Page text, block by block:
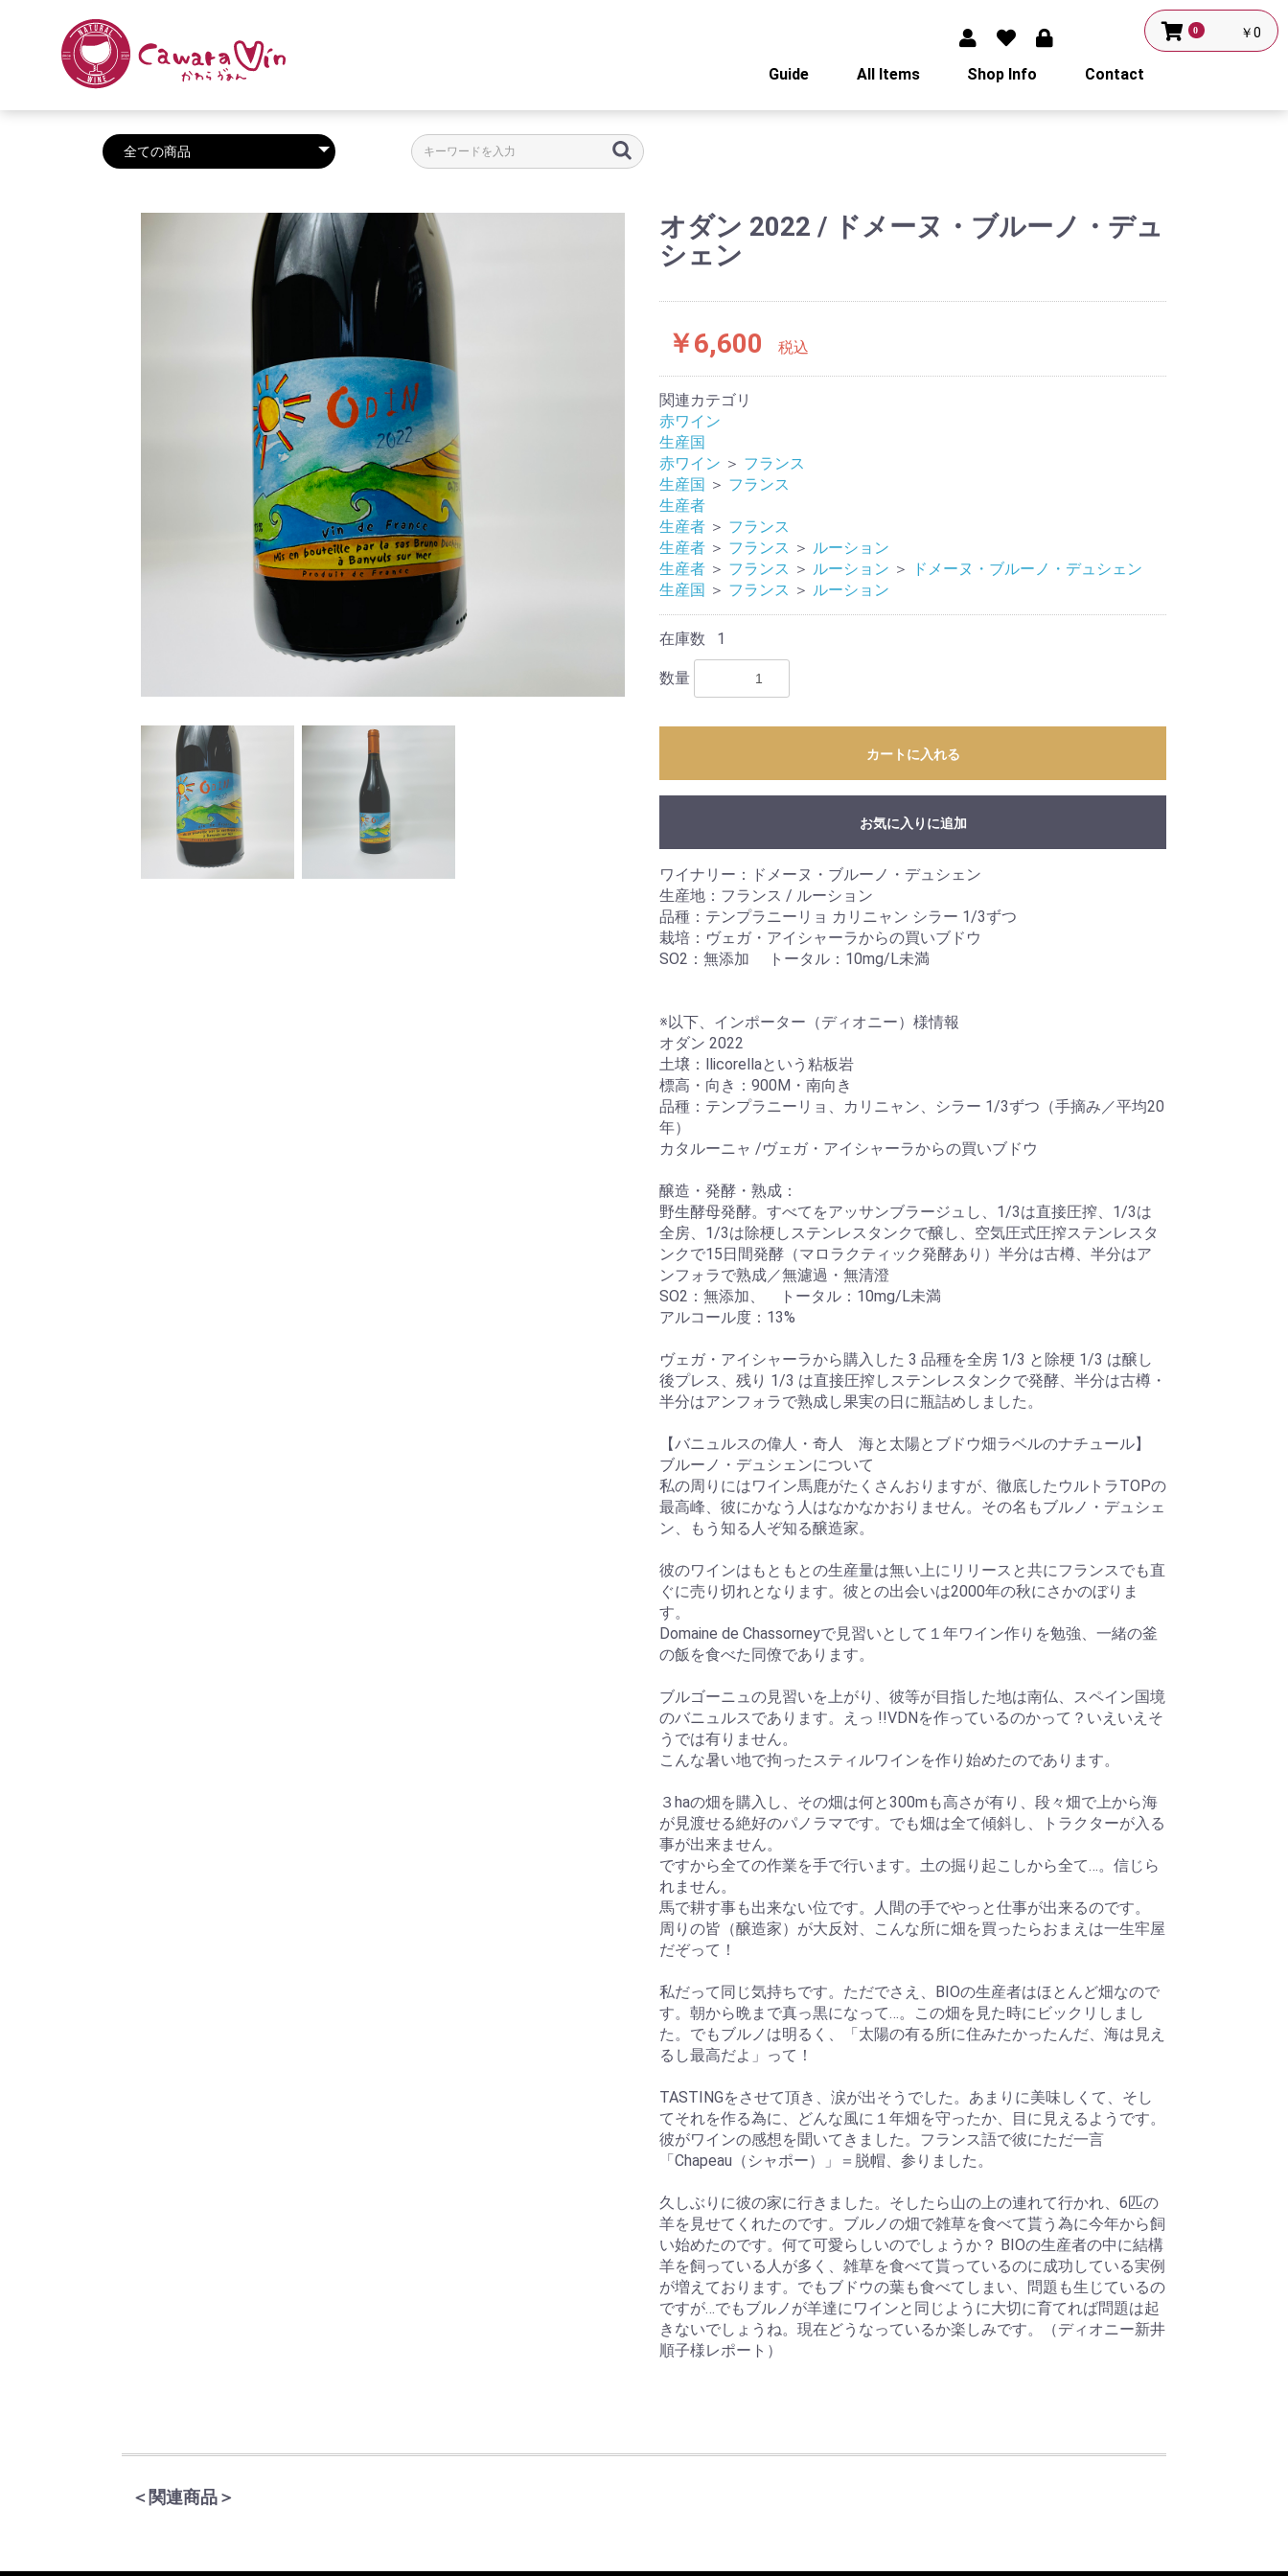
0 ￥0
Guide All Items Shop Info Contact
オダン 2022 / ドメーヌ・ブルーノ・デュ
シェン
￥6,600 税込
関連カテゴリ
赤ワイン
生産国
赤ワイン ＞ フランス
生産国 ＞ フランス
生産者
生産者 ＞ フランス
生産者 ＞ フランス ＞ ルーション
生産者 ＞ フランス ＞ ルーション ＞
ドメーヌ・ブルーノ・デュシェン
生産国 ＞ フランス ＞ ルーション
在庫数 1
数量
カートに入れる
お気に入りに追加
ワイナリー：ドメーヌ・ブルーノ・デュシェン
生産地：フランス / ルーション
品種：テンプラニーリョ カリニャン シラー 1/3ずつ
栽培：ヴェガ・アイシャーラからの買いブドウ
SO2：無添加 トータル：10mg/L未満
※以下、インポーター（ディオニー）様情報
オダン 2022
土壌：llicorellaという粘板岩
標高・向き：900M・南向き
品種：テンプラニーリョ、カリニャン、シラー 1/3ずつ（手摘み／平均20
年）
カタルーニャ /ヴェガ・アイシャーラからの買いブドウ
醸造・発酵・熟成：
野生酵母発酵。すべてをアッサンブラージュし、1/3は直接圧搾、1/3は
全房、1/3は除梗しステンレスタンクで醸し、空気圧式圧搾ステンレスタ
ンクで15日間発酵（マロラクティック発酵あり）半分は古樽、半分はア
ンフォラで熟成／無濾過・無清澄
SO2：無添加、 トータル：10mg/L未満
アルコール度：13%
ヴェガ・アイシャーラから購入した 3 品種を全房 1/3 と除梗 1/3 は醸し
後プレス、残り 1/3 は直接圧搾しステンレスタンクで発酵、半分は古樽・
半分はアンフォラで熟成し果実の日に瓶詰めしました。
【バニュルスの偉人・奇人 海と太陽とブドウ畑ラベルのナチュール】
ブルーノ・デュシェンについて
私の周りにはワイン馬鹿がたくさんおりますが、徹底したウルトラTOPの
最高峰、彼にかなう人はなかなかおりません。その名もブルノ・デュシェ
ン、もう知る人ぞ知る醸造家。
彼のワインはもともとの生産量は無い上にリリースと共にフランスでも直
ぐに売り切れとなります。彼との出会いは2000年の秋にさかのぼりま
す。
Domaine de Chassorneyで見習いとして１年ワイン作りを勉強、一緒の釜
の飯を食べた同僚であります。
ブルゴーニュの見習いを上がり、彼等が目指した地は南仏、スペイン国境
のバニュルスであります。えっ !!VDNを作っているのかって？いえいえそ
うでは有りません。
こんな暑い地で拘ったスティルワインを作り始めたのであります。
３haの畑を購入し、その畑は何と300mも高さが有り、段々畑で上から海
が見渡せる絶好のパノラマです。でも畑は全て傾斜し、トラクターが入る
事が出来ません。
ですから全ての作業を手で行います。土の掘り起こしから全て…。信じら
れません。
馬で耕す事も出来ない位です。人間の手でやっと仕事が出来るのです。
周りの皆（醸造家）が大反対、こんな所に畑を買ったらおまえは一生牢屋
だぞって！
私だって同じ気持ちです。ただでさえ、BIOの生産者はほとんど畑なので
す。朝から晩まで真っ黒になって…。この畑を見た時にビックリしまし
た。でもブルノは明るく、「太陽の有る所に住みたかったんだ、海は見え
るし最高だよ」って！
TASTINGをさせて頂き、涙が出そうでした。あまりに美味しくて、そし
てそれを作る為に、どんな風に１年畑を守ったか、目に見えるようです。
彼がワインの感想を聞いてきました。フランス語で彼にただ一言
「Chapeau（シャポー）」＝脱帽、参りました。
久しぶりに彼の家に行きました。そしたら山の上の連れて行かれ、6匹の
羊を見せてくれたのです。ブルノの畑で雑草を食べて貰う為に今年から飼
い始めたのです。何て可愛らしいのでしょうか？ BIOの生産者の中に結構
羊を飼っている人が多く、雑草を食べて貰っているのに成功している実例
が増えております。でもブドウの葉も食べてしまい、問題も生じているの
ですが…でもブルノが羊達にワインと同じように大切に育てれば問題は起
きないでしょうね。現在どうなっているか楽しみです。（ディオニー新井
順子様レポート）
＜関連商品＞